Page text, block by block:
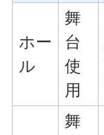
ホー
ル
舞
台
使
用
舞